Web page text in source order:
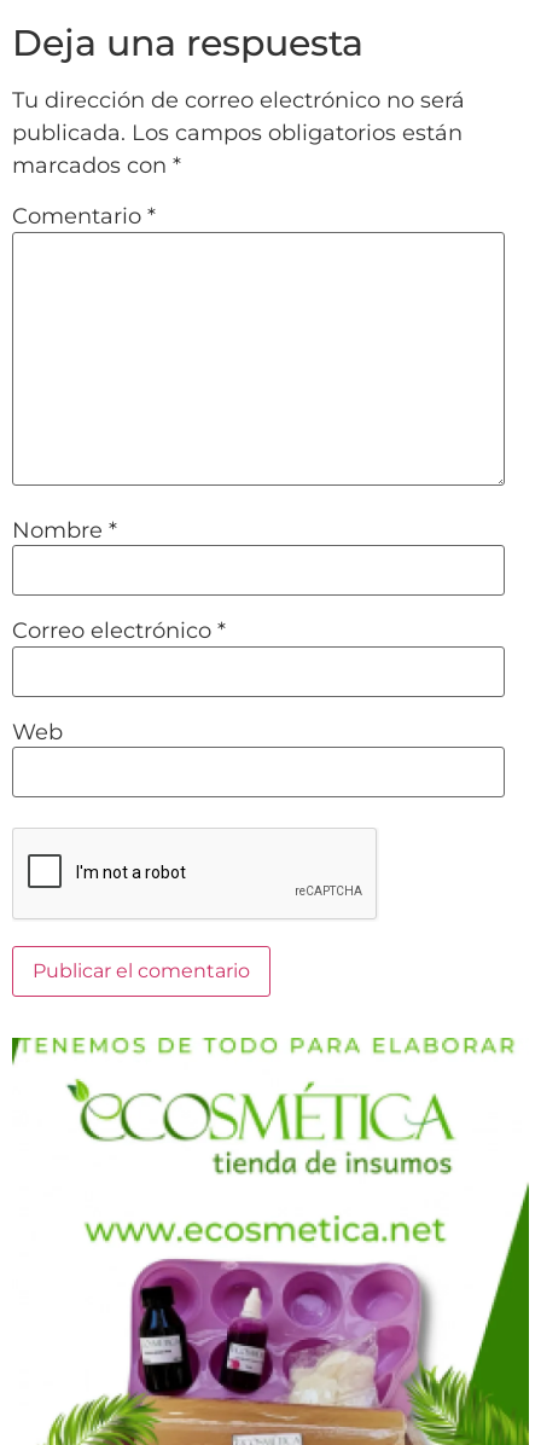
Deja una respuesta
Tu dirección de correo electrónico no será
publicada. Los campos obligatorios están
marcados con *
Comentario *
Nombre *
Correo electrónico *
Web